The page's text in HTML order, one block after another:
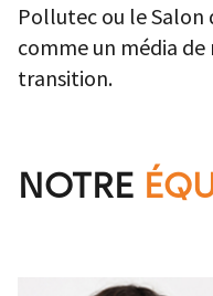
Pollutec ou le Salon
comme un média de
transition.
NOTRE